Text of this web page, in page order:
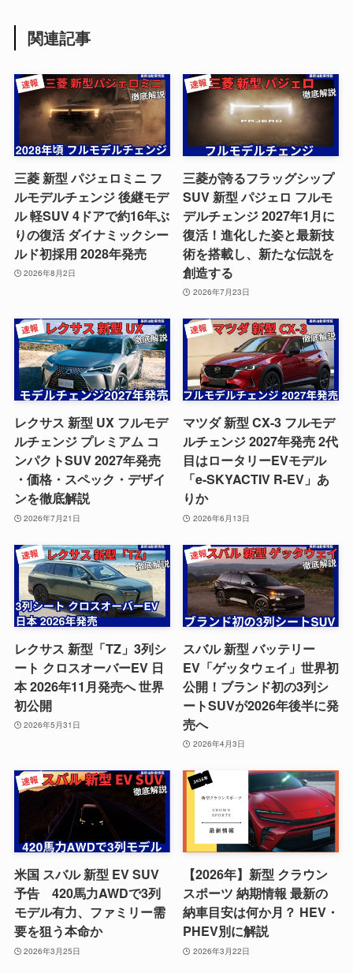
関連記事
三菱 新型 パジェロミニ フ
ルモデルチェンジ 後継モデ
ル 軽SUV 4ドアで約16年ぶ
りの復活 ダイナミックシー
ルド初採用 2028年発売
2026年8月2日
三菱が誇るフラッグシップ
SUV 新型 パジェロ フルモ
デルチェンジ 2027年1月に
復活！進化した姿と最新技
術を搭載し、新たな伝説を
創造する
2026年7月23日
レクサス 新型 UX フルモデ
ルチェンジ プレミアム コ
ンパクトSUV 2027年発売
・価格・スペック・デザイ
ンを徹底解説
2026年7月21日
マツダ 新型 CX-3 フルモデ
ルチェンジ 2027年発売 2代
目はロータリーEVモデル
「e-SKYACTIV R-EV」あ
りか
2026年6月13日
レクサス 新型「TZ」3列シ
ート クロスオーバーEV 日
本 2026年11月発売へ 世界
初公開
2026年5月31日
スバル 新型 バッテリー
EV「ゲッタウェイ」世界初
公開！ブランド初の3列シ
ートSUVが2026年後半に発
売へ
2026年4月3日
米国 スバル 新型 EV SUV
予告 420馬力AWDで3列
モデル有力、ファミリー需
要を狙う本命か
2026年3月25日
【2026年】新型 クラウン
スポーツ 納期情報 最新の
納車目安は何か月？ HEV・
PHEV別に解説
2026年3月22日